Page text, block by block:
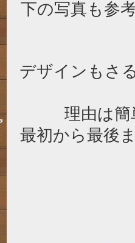
下の写真も参
デザインもさ
理由は
最初から最後